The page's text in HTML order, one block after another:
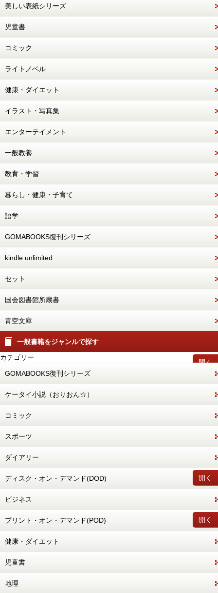
美しい表紙シリーズ
児童書
コミック
ライトノベル
健康・ダイエット
イラスト・写真集
エンターテイメント
一般教養
教育・学習
暮らし・健康・子育て
語学
GOMABOOKS復刊シリーズ
kindle unlimited
セット
国会図書館所蔵書
青空文庫
一般書籍をジャンルで探す
開く
カテゴリー
GOMABOOKS復刊シリーズ
ケータイ小説（おりおん☆）
コミック
スポーツ
ダイアリー
開く
ディスク・オン・デマンド(DOD)
ビジネス
開く
プリント・オン・デマンド(POD)
健康・ダイエット
児童書
地理